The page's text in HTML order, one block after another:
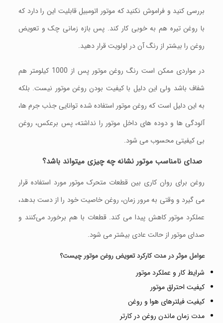
بررسی کنید و فراموش نکنید که موتور اتومبیل قابلیت این را دارد که
با روغن تیره هم به خوبی کار کند. پس بازه زمانی چک و تعویض
روغن را بیشتر از رنگ آن در اولویت قرار دهید.
در مواردی ممکن است رنگ روغن موتور پس از 1000 کیلومتر هم
شفاف باشد ولی این دلیل با کیفیت بودن روغن موتور نیست. بلکه
به این دلیل است که روغن موتور استفاده شده توانایی جذب جرم ها،
آلودگی ها و دوده های داخل موتور را نداشته، پس برعکس، روغن
بی کیفیتی محسوب می شود.
صدای نامناسب موتور نشانه چه چیزی میتواند باشد؟
روغن برای روان ‌کاری بین قطعات متحرک موتور مورد استفاده قرار
می گیرد و وقتی به مرور زمان، روغن خاصیت خود را از دست بدهد،
عملکرد موتور کاهش پیدا می کند. قطعات با هم برخورد می‌کنند و
صدای موتور از حالت عادی بیشتر می شود.
عوامل موثر در مدت کارکرد تعویض روغن موتور چیست؟
شرایط کار و عملکرد موتور
کیفیت احتراق موتور
کیفیت فیلترهای هوا و روغن
مدت زمان ماندن روغن در کارتر